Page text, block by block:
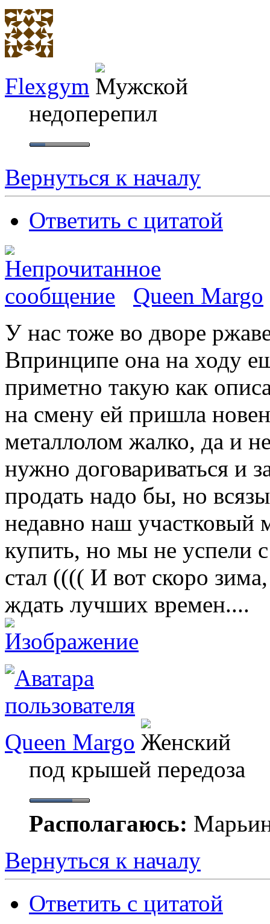
Flexgym
недоперепил
Вернуться к началу
Ответить с цитатой
Queen Margo
У нас тоже во дворе
Впринципе она на ходу
приметно такую как
на смену ей пришла
металлолом жалко, да и
нужно договариваться и
продать надо бы, но
недавно наш участковый
купить, но мы не успели
стал (((( И вот скоро
ждать лучших времен....
Queen Margo
под крышей передоза
Располагаюсь:
Вернуться к началу
Ответить с цитатой